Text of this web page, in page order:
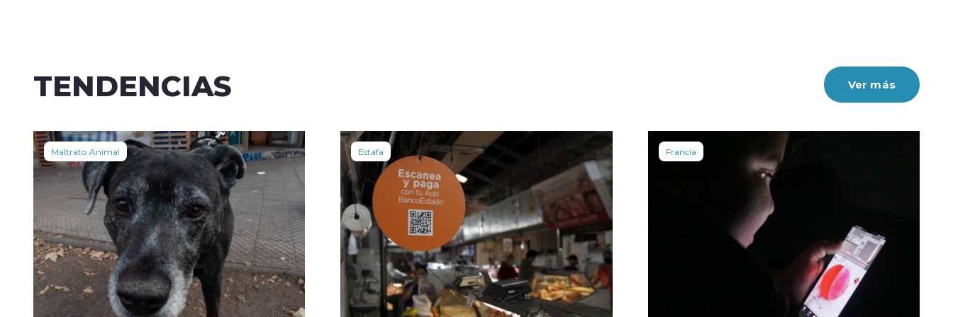
TENDENCIAS Ver más
Maltrato Animal Estafa Francia